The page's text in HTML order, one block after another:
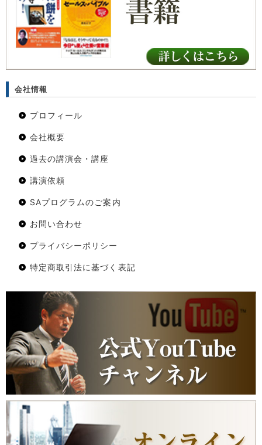
会社情報
プロフィール
会社概要
過去の講演会・講座
講演依頼
SAプログラムのご案内
お問い合わせ
プライバシーポリシー
特定商取引法に基づく表記